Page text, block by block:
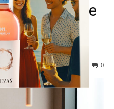
plin de
0